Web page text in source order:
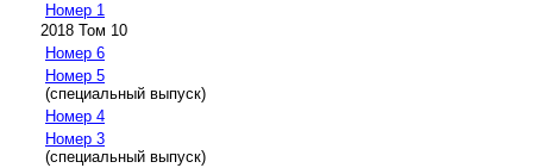
Номер 1
2018 Том 10
Номер 6
Номер 5
(специальный выпуск)
Номер 4
Номер 3
(специальный выпуск)